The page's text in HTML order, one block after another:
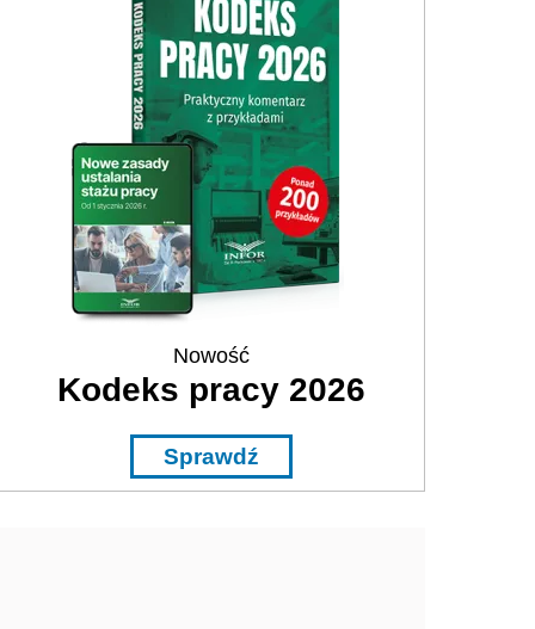
Nowość
Kodeks pracy 2026
Sprawdź